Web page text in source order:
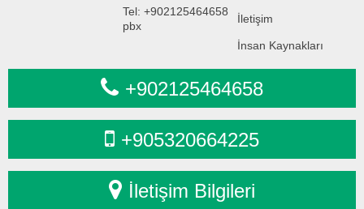
Tel: +902125464658
pbx
İletişim
İnsan Kaynakları
+902125464658
+905320664225
İletişim Bilgileri